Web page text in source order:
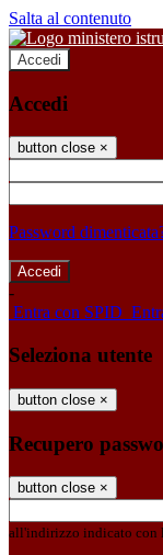
Salta al contenuto
Accedi
Accedi
button close ×
Password
-
Entra con SPID
Seleziona utente
button close ×
Recupero
button close ×
all'indirizzo indicato con